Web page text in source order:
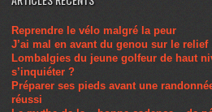
Reprendre le vélo malgré la peur
J’ai mal en avant du genou sur le relief
Lombalgies du jeune golfeur de haut
s’inquiéter ?
Préparer ses pieds avant une
réussi